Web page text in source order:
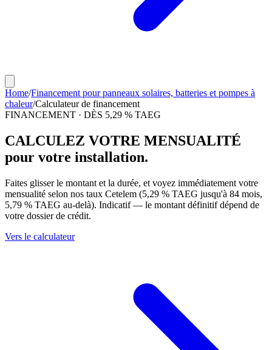
Home/Financement pour panneaux solaires, batteries et pompes à
chaleur/Calculateur de financement
FINANCEMENT · DÈS 5,29 % TAEG
CALCULEZ VOTRE MENSUALITÉ
pour votre installation.
Faites glisser le montant et la durée, et voyez immédiatement votre
mensualité selon nos taux Cetelem (5,29 % TAEG jusqu'à 84 mois,
5,79 % TAEG au-delà). Indicatif — le montant définitif dépend de
votre dossier de crédit.
Vers le calculateur